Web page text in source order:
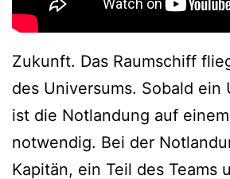
Zukunft. Das Raumschiff
des Universums. Sobald ein
ist die Notlandung auf
notwendig. Bei der
Kapitän, ein Teil des Teams